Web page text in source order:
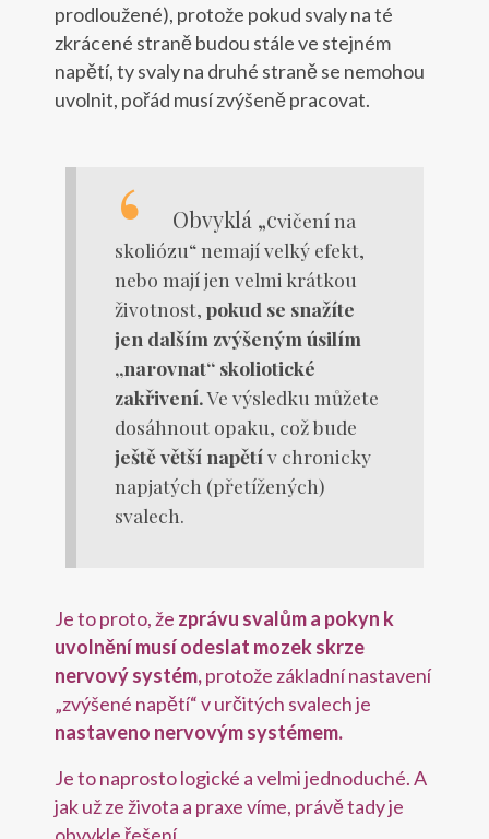
prodloužené), protože pokud svaly na té
zkrácené straně budou stále ve stejném
napětí, ty svaly na druhé straně se nemohou
uvolnit, pořád musí zvýšeně pracovat.
Obvyklá „cvičení na
skoliózu“ nemají velký efekt,
nebo mají jen velmi krátkou
životnost, pokud se snažíte
jen dalším zvýšeným úsilím
„narovnat“ skoliotické
zakřivení.Ve výsledku můžete
dosáhnout opaku, což bude
ještě větší napětív chronicky
napjatých (přetížených)
svalech.
Je to proto, že zprávu svalům a pokyn k
uvolnění musí odeslat mozek skrze
nervový systém,protože základní nastavení
„zvýšené napětí“ v určitých svalech je
nastaveno nervovým systémem.
Je to naprosto logické a velmi jednoduché. A
jak už ze života a praxe víme, právě tady je